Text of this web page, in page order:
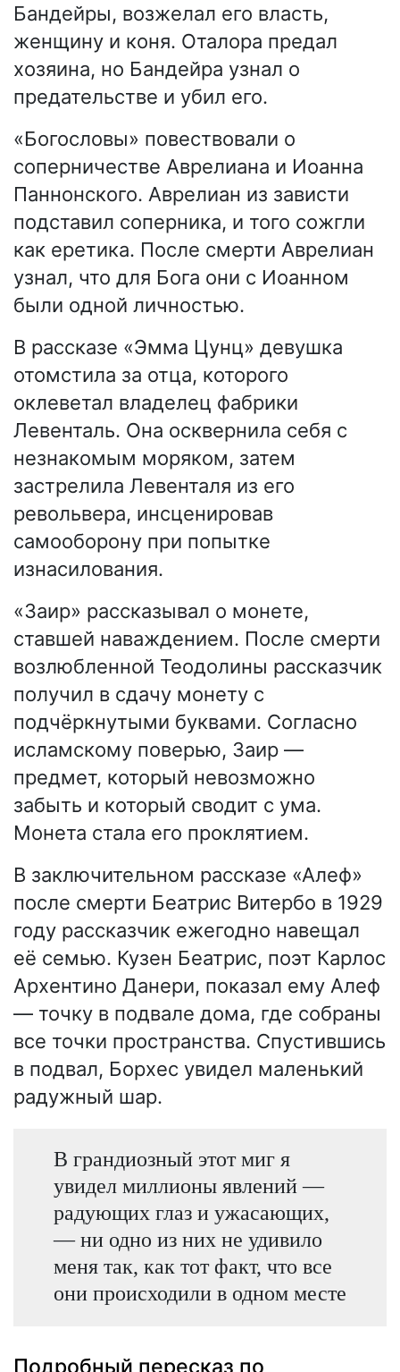
Бандейры, возжелал его власть,
женщину и коня. Оталора предал
хозяина, но Бандейра узнал о
предательстве и убил его.
«Богословы» повествовали о
соперничестве Аврелиана и Иоанна
Паннонского. Аврелиан из зависти
подставил соперника, и того сожгли
как еретика. После смерти Аврелиан
узнал, что для Бога они с Иоанном
были одной личностью.
В рассказе «Эмма Цунц» девушка
отомстила за отца, которого
оклеветал владелец фабрики
Левенталь. Она осквернила себя с
незнакомым моряком, затем
застрелила Левенталя из его
револьвера, инсценировав
самооборону при попытке
изнасилования.
«Заир» рассказывал о монете,
ставшей наваждением. После смерти
возлюбленной Теодолины рассказчик
получил в сдачу монету с
подчёркнутыми буквами. Согласно
исламскому поверью, Заир —
предмет, который невозможно
забыть и который сводит с ума.
Монета стала его проклятием.
В заключительном рассказе «Алеф»
после смерти Беатрис Витербо в 1929
году рассказчик ежегодно навещал
её семью. Кузен Беатрис, поэт Карлос
Архентино Данери, показал ему Алеф
— точку в подвале дома, где собраны
все точки пространства. Спустившись
в подвал, Борхес увидел маленький
радужный шар.
В грандиозный этот миг я
увидел миллионы явлений —
радующих глаз и ужасающих,
— ни одно из них не удивило
меня так, как тот факт, что все
они происходили в одном месте
Подробный пересказ по